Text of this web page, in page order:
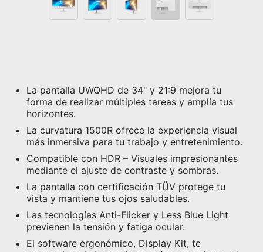
La pantalla UWQHD de 34" y 21:9 mejora tu
forma de realizar múltiples tareas y amplía tus
horizontes.
La curvatura 1500R ofrece la experiencia visual
más inmersiva para tu trabajo y entretenimiento.
Compatible con HDR – Visuales impresionantes
mediante el ajuste de contraste y sombras.
La pantalla con certificación TÜV protege tu
vista y mantiene tus ojos saludables.
Las tecnologías Anti-Flicker y Less Blue Light
previenen la tensión y fatiga ocular.
El software ergonómico, Display Kit, te